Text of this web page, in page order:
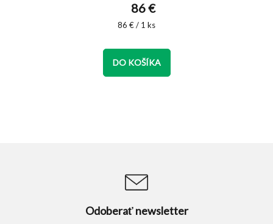
je
5,0
5
hviezdičiek.
86 €
Jednotková
86 € / 1 ks
DO KOŠÍKA
Odoberať newsletter